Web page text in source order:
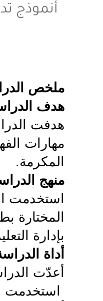
أُنموذج
ملخص
هدف
هدفت
مهارات
المکرمة.
منهج
استخدمت
المختارة
بإدارة
أداة
أعدّت
استخدمت